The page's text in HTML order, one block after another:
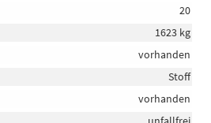
20
1623 kg
vorhanden
Stoff
vorhanden